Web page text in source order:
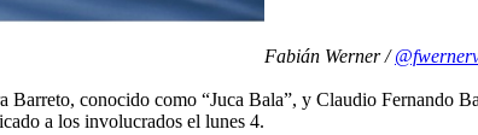
Fabián Werner /
conocido como “Juca Bala”, y Claudio Fernando
a los involucrados el lunes 4.